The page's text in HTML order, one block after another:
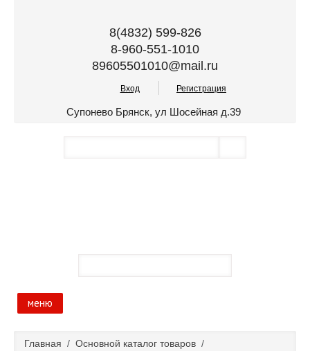
8(4832) 599-826
8-960-551-1010
89605501010@mail.ru
Вход Регистрация
Супонево Брянск, ул Шосейная д.39
меню
Главная / Основной каталог товаров /